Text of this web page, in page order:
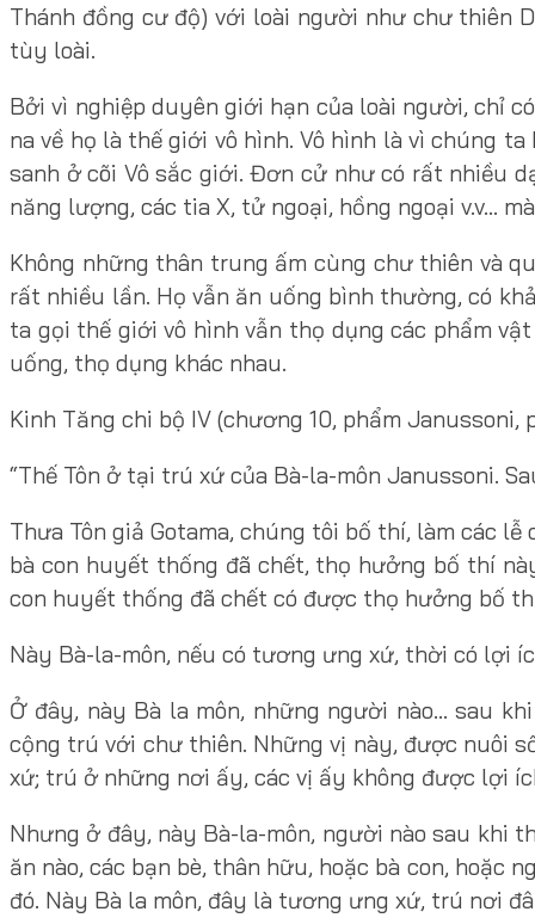
Thánh đồng cư độ) với loài người như chư thiên
tùy loài.
Bởi vì nghiệp duyên giới hạn của loài người, chỉ
na về họ là thế giới vô hình. Vô hình là vì chúng
sanh ở cõi Vô sắc giới. Đơn cử như có rất nhiều
năng lượng, các tia X, tử ngoại, hồng ngoại v.v…
Không những thân trung ấm cùng chư thiên và
rất nhiều lần. Họ vẫn ăn uống bình thường, có
ta gọi thế giới vô hình vẫn thọ dụng các phẩm
uống, thọ dụng khác nhau.
Kinh Tăng chi bộ IV (chương 10, phẩm Janussoni,
“Thế Tôn ở tại trú xứ của Bà-la-môn Janussoni.
Thưa Tôn giả Gotama, chúng tôi bố thí, làm các
bà con huyết thống đã chết, thọ hưởng bố thí
con huyết thống đã chết có được thọ hưởng bố
Này Bà-la-môn, nếu có tương ưng xứ, thời có lợi
Ở đây, này Bà la môn, những người nào… sau
cộng trú với chư thiên. Những vị này, được nuôi
xứ; trú ở những nơi ấy, các vị ấy không được lợi
Nhưng ở đây, này Bà-la-môn, người nào sau khi
ăn nào, các bạn bè, thân hữu, hoặc bà con,
đó. Này Bà la môn, đây là tương ưng xứ, trú nơi